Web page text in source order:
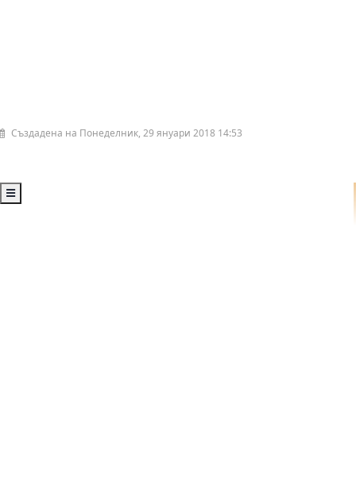
Създадена на Понеделник, 29 януари 2018 14:53